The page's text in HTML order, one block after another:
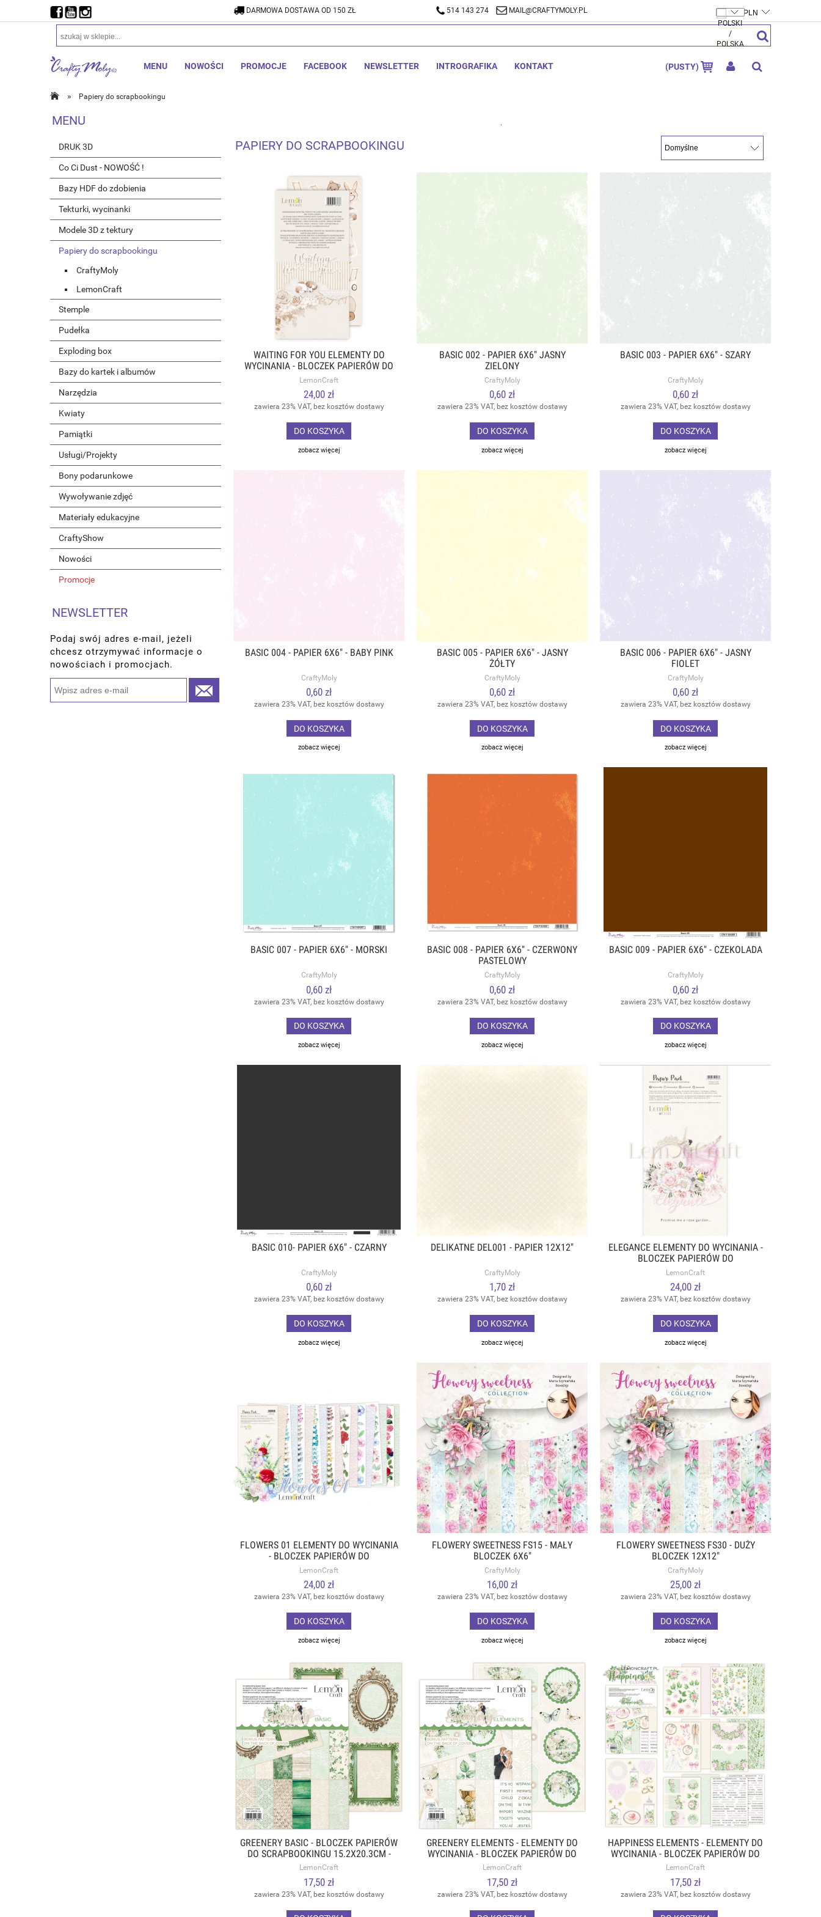
DARMOWA DOSTAWA OD 150 ZŁ 514 143 274 MAIL@CRAFTYMOLY.PL ZALOGUJ SIĘ
(PUSTY)
MENU NOWOŚCI PROMOCJE FACEBOOK NEWSLETTER INTROGRAFIKA KONTAKT
» Papiery do scrapbookingu
MENU
DRUK 3D
Co Ci Dust - NOWOŚĆ !
Bazy HDF do zdobienia
Tekturki, wycinanki
Modele 3D z tektury
Papiery do scrapbookingu
CraftyMoly
LemonCraft
Stemple
Pudełka
Exploding box
Bazy do kartek i albumów
Narzędzia
Kwiaty
Pamiątki
Usługi/Projekty
Bony podarunkowe
Wywoływanie zdjęć
Materiały edukacyjne
CraftyShow
Nowości
Promocje
NEWSLETTER
Podaj swój adres e-mail, jeżeli
chcesz otrzymywać informacje o
nowościach i promocjach.
.
PAPIERY DO SCRAPBOOKINGU
WAITING FOR YOU ELEMENTY DO
WYCINANIA - BLOCZEK PAPIERÓW DO
SCRAPBOOKINGU 15,24X30,5CM -
LEMONCRAFT
LemonCraft
24,00 zł
zawiera 23% VAT, bez kosztów dostawy
DO KOSZYKA
zobacz więcej
BASIC 002 - PAPIER 6X6" JASNY
ZIELONY
CraftyMoly
0,60 zł
zawiera 23% VAT, bez kosztów dostawy
DO KOSZYKA
zobacz więcej
BASIC 003 - PAPIER 6X6" - SZARY
CraftyMoly
0,60 zł
zawiera 23% VAT, bez kosztów dostawy
DO KOSZYKA
zobacz więcej
BASIC 004 - PAPIER 6X6" - BABY PINK
CraftyMoly
0,60 zł
zawiera 23% VAT, bez kosztów dostawy
DO KOSZYKA
zobacz więcej
BASIC 005 - PAPIER 6X6" - JASNY
ŻÓŁTY
CraftyMoly
0,60 zł
zawiera 23% VAT, bez kosztów dostawy
DO KOSZYKA
zobacz więcej
BASIC 006 - PAPIER 6X6" - JASNY
FIOLET
CraftyMoly
0,60 zł
zawiera 23% VAT, bez kosztów dostawy
DO KOSZYKA
zobacz więcej
BASIC 007 - PAPIER 6X6" - MORSKI
CraftyMoly
0,60 zł
zawiera 23% VAT, bez kosztów dostawy
DO KOSZYKA
zobacz więcej
BASIC 008 - PAPIER 6X6" - CZERWONY
PASTELOWY
CraftyMoly
0,60 zł
zawiera 23% VAT, bez kosztów dostawy
DO KOSZYKA
zobacz więcej
BASIC 009 - PAPIER 6X6" - CZEKOLADA
CraftyMoly
0,60 zł
zawiera 23% VAT, bez kosztów dostawy
DO KOSZYKA
zobacz więcej
BASIC 010- PAPIER 6X6" - CZARNY
CraftyMoly
0,60 zł
zawiera 23% VAT, bez kosztów dostawy
DO KOSZYKA
zobacz więcej
DELIKATNE DEL001 - PAPIER 12X12"
CraftyMoly
1,70 zł
zawiera 23% VAT, bez kosztów dostawy
DO KOSZYKA
zobacz więcej
ELEGANCE ELEMENTY DO WYCINANIA -
BLOCZEK PAPIERÓW DO
SCRAPBOOKINGU 15,24X30,5CM -
LEMONCRAFT
LemonCraft
24,00 zł
zawiera 23% VAT, bez kosztów dostawy
DO KOSZYKA
zobacz więcej
FLOWERS 01 ELEMENTY DO WYCINANIA
- BLOCZEK PAPIERÓW DO
SCRAPBOOKINGU 15,24X30,5CM -
LEMONCRAFT
LemonCraft
24,00 zł
zawiera 23% VAT, bez kosztów dostawy
DO KOSZYKA
zobacz więcej
FLOWERY SWEETNESS FS15 - MAŁY
BLOCZEK 6X6"
CraftyMoly
16,00 zł
zawiera 23% VAT, bez kosztów dostawy
DO KOSZYKA
zobacz więcej
FLOWERY SWEETNESS FS30 - DUŻY
BLOCZEK 12X12"
CraftyMoly
25,00 zł
zawiera 23% VAT, bez kosztów dostawy
DO KOSZYKA
zobacz więcej
GREENERY BASIC - BLOCZEK PAPIERÓW
DO SCRAPBOOKINGU 15.2X20.3CM -
LEMONCRAFT
LemonCraft
17,50 zł
zawiera 23% VAT, bez kosztów dostawy
GREENERY ELEMENTS - ELEMENTY DO
WYCINANIA - BLOCZEK PAPIERÓW DO
SCRAPBOOKINGU 15.2X20.3CM -
LEMONCRAFT
LemonCraft
17,50 zł
zawiera 23% VAT, bez kosztów dostawy
HAPPINESS ELEMENTS - ELEMENTY DO
WYCINANIA - BLOCZEK PAPIERÓW DO
SCRAPBOOKINGU 15.2X20.3CM -
LEMONCRAFT
LemonCraft
17,50 zł
zawiera 23% VAT, bez kosztów dostawy